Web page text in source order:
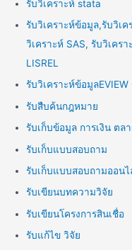
รับวิเคราะห์ stata
รับวิเคราะห์ข้อมูล,รับวิเค
วิเคราะห์ SAS, รับวิเคร
LISREL
รับวิเคราะห์ข้อมูลEVIEW
รับสืบค้นกฎหมาย
รับเก็บข้อมูล การเงิน ตล
รับเก็บแบบสอบถาม
รับเก็บแบบสอบถามออน
รับเขียนบทความวิจัย
รับเขียนโครงการสินเชื่อ
รับแก้ไข วิจัย